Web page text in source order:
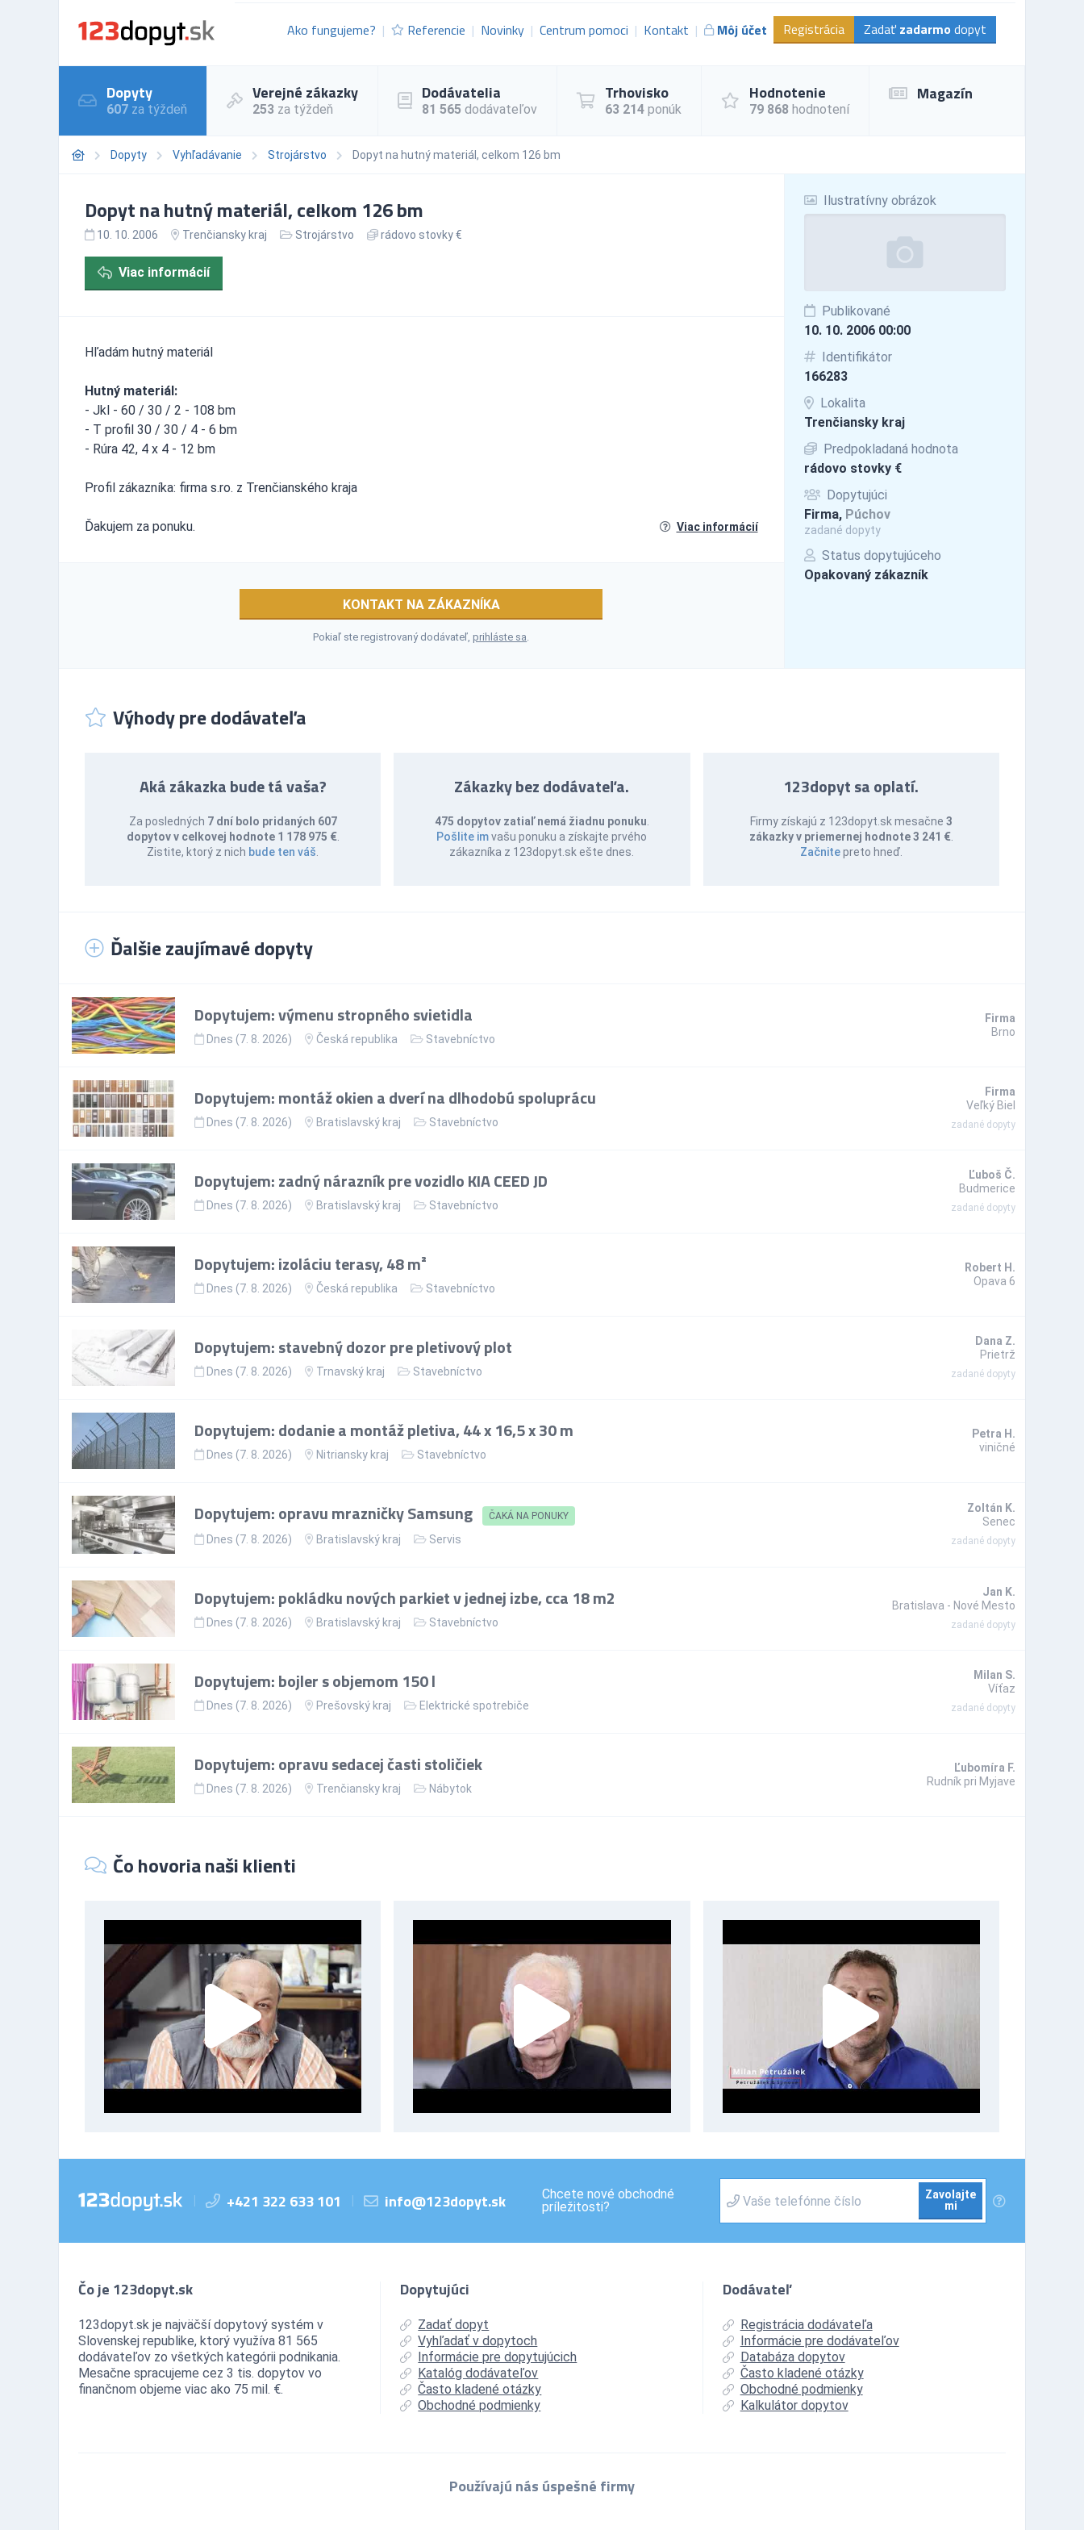
Ako fungujeme? Referencie Novinky Centrum pomoci Kontakt Môj účet Registrácia Zadať zadarmo dopyt
Dopyty
607 za týždeň
Verejné zákazky
253 za týždeň
Dodávatelia
81 565 dodávateľov
Trhovisko
63 214 ponúk
Hodnotenie
79 868 hodnotení
Magazín
Dopyty Vyhľadávanie Strojárstvo Dopyt na hutný materiál, celkom 126 bm
Ilustratívny obrázok
Publikované
10. 10. 2006 00:00
Identifikátor
166283
Lokalita
Trenčiansky kraj
Predpokladaná hodnota
rádovo stovky €
Dopytujúci
Firma, Púchov
zadané dopyty
Status dopytujúceho
Opakovaný zákazník
Dopyt na hutný materiál, celkom 126 bm
10. 10. 2006 Trenčiansky kraj Strojárstvo rádovo stovky €
Viac informácií
Hľadám hutný materiál
Hutný materiál:
- Jkl - 60 / 30 / 2 - 108 bm
- T profil 30 / 30 / 4 - 6 bm
- Rúra 42, 4 x 4 - 12 bm
Profil zákazníka: firma s.ro. z Trenčianského kraja
Ďakujem za ponuku. Viac informácií
KONTAKT NA ZÁKAZNÍKA
Pokiaľ ste registrovaný dodávateľ,prihláste sa
Výhody pre dodávateľa
Aká zákazka bude tá vaša?
Za posledných 7 dní bolo pridaných 607
dopytov v celkovej hodnote 1 178 975 €.
Zistite, ktorý z nich bude ten váš
Zákazky bez dodávateľa.
475 dopytov zatiaľ nemá žiadnu ponuku
Pošlite imvašu ponuku a získajte prvého
zákazníka z 123dopyt.sk ešte dnes.
123dopyt sa oplatí.
Firmy získajú z 123dopyt.sk mesačne 3
zákazky v priemernej hodnote 3 241 €.
Začnitepreto hneď.
Ďalšie zaujímavé dopyty
Dopytujem: výmenu stropného svietidla
Dnes (7. 8. 2026) Česká republika Stavebníctvo
Firma
Brno
Dopytujem: montáž okien a dverí na dlhodobú spoluprácu
Dnes (7. 8. 2026) Bratislavský kraj Stavebníctvo
Firma
Veľký Biel
zadané dopyty
Dopytujem: zadný nárazník pre vozidlo KIA CEED JD
Dnes (7. 8. 2026) Bratislavský kraj Stavebníctvo
Ľuboš Č.
Budmerice
zadané dopyty
Dopytujem: izoláciu terasy, 48 m²
Dnes (7. 8. 2026) Česká republika Stavebníctvo
Robert H.
Opava 6
Dopytujem: stavebný dozor pre pletivový plot
Dnes (7. 8. 2026) Trnavský kraj Stavebníctvo
Dana Z.
Prietrž
zadané dopyty
Dopytujem: dodanie a montáž pletiva, 44 x 16,5 x 30 m
Dnes (7. 8. 2026) Nitriansky kraj Stavebníctvo
Petra H.
viničné
Dopytujem: opravu mrazničky Samsung ČAKÁ NA PONUKY
Dnes (7. 8. 2026) Bratislavský kraj Servis
Zoltán K.
Senec
zadané dopyty
Dopytujem: pokládku nových parkiet v jednej izbe, cca 18 m2
Dnes (7. 8. 2026) Bratislavský kraj Stavebníctvo
Jan K.
Bratislava - Nové Mesto
zadané dopyty
Dopytujem: bojler s objemom 150 l
Dnes (7. 8. 2026) Prešovský kraj Elektrické spotrebiče
Milan S.
Víťaz
zadané dopyty
Dopytujem: opravu sedacej časti stoličiek
Dnes (7. 8. 2026) Trenčiansky kraj Nábytok
Ľubomíra F.
Rudník pri Myjave
Čo hovoria naši klienti
+421 322 633 101 info@123dopyt.sk
Chcete nové obchodné
príležitosti?
Zavolajte
mi
Čo je 123dopyt.sk
123dopyt.sk je najväčší dopytový systém v
Slovenskej republike, ktorý využíva 81 565
dodávateľov zo všetkých kategórii podnikania.
Mesačne spracujeme cez 3 tis. dopytov vo
finančnom objeme viac ako 75 mil. €.
Dopytujúci
Zadať dopyt
Vyhľadať v dopytoch
Informácie pre dopytujúcich
Katalóg dodávateľov
Často kladené otázky
Obchodné podmienky
Dodávateľ
Registrácia dodávateľa
Informácie pre dodávateľov
Databáza dopytov
Často kladené otázky
Obchodné podmienky
Kalkulátor dopytov
Používajú nás úspešné firmy